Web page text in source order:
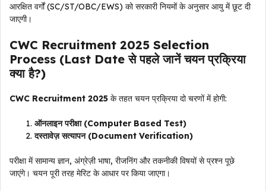
आरक्षित वर्गों (SC/ST/OBC/EWS) को सरकारी नियमों के अनुसार आयु में छूट दी
जाएगी।
CWC Recruitment 2025 Selection
Process (Last Date से पहले जानें चयन प्रक्रिया
क्या है?)
CWC Recruitment 2025 के तहत चयन प्रक्रिया दो चरणों में होगी:
ऑनलाइन परीक्षा (Computer Based Test)
दस्तावेज़ सत्यापन (Document Verification)
परीक्षा में सामान्य ज्ञान, अंग्रेज़ी भाषा, रीजनिंग और तकनीकी विषयों से प्रश्न पूछे
जाएंगे। चयन पूरी तरह मेरिट के आधार पर किया जाएगा।